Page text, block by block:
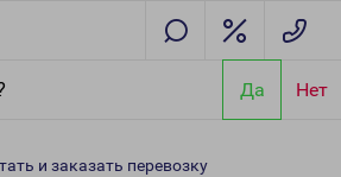
Да Нет
и заказать перевозку